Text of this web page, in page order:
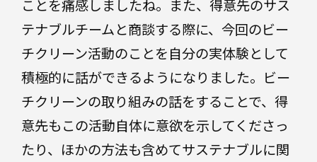
ことを痛感しましたね。また、得意先のサス
テナブルチームと商談する際に、今回のビー
チクリーン活動のことを自分の実体験として
積極的に話ができるようになりました。ビー
チクリーンの取り組みの話をすることで、得
意先もこの活動自体に意欲を示してくださっ
たり、ほかの方法も含めてサステナブルに関